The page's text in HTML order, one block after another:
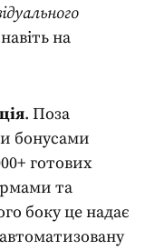
на
. Поза
бонусами
готових
та
боку це надає